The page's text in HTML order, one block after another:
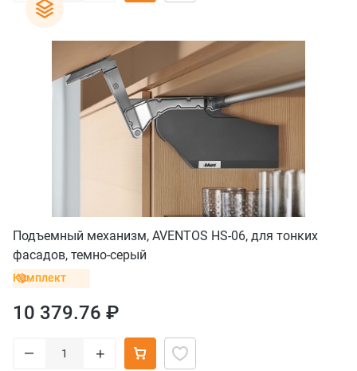
Подъемный механизм, AVENTOS HS-06, для тонких
фасадов, темно-серый
Комплект
10 379.76 ₽
– +